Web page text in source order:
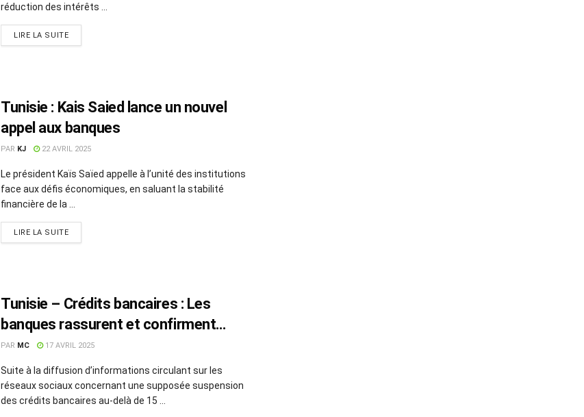
réduction des intérêts ...
LIRE LA SUITE
Tunisie : Kais Saied lance un nouvel
appel aux banques
PAR KJ 22 AVRIL 2025
Le président Kaïs Saïed appelle à l’unité des institutions
face aux défis économiques, en saluant la stabilité
financière de la ...
LIRE LA SUITE
Tunisie – Crédits bancaires : Les
banques rassurent et confirment
l’octroi jusqu’à 25 ans
PAR MC 17 AVRIL 2025
Suite à la diffusion d’informations circulant sur les
réseaux sociaux concernant une supposée suspension
des crédits bancaires au-delà de 15 ...